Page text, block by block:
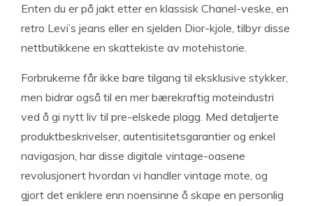
Enten du er på jakt etter en klassisk Chanel-veske, en
retro Levi’s jeans eller en sjelden Dior-kjole, tilbyr disse
nettbutikkene en skattekiste av motehistorie.
Forbrukerne får ikke bare tilgang til eksklusive stykker,
men bidrar også til en mer bærekraftig moteindustri
ved å gi nytt liv til pre-elskede plagg. Med detaljerte
produktbeskrivelser, autentisitetsgarantier og enkel
navigasjon, har disse digitale vintage-oasene
revolusjonert hvordan vi handler vintage mote, og
gjort det enklere enn noensinne å skape en personlig